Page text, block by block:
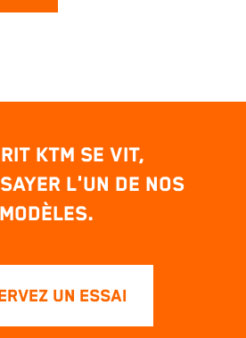
KTM se vit,
l'un de nos
modèles.
UN ESSAI